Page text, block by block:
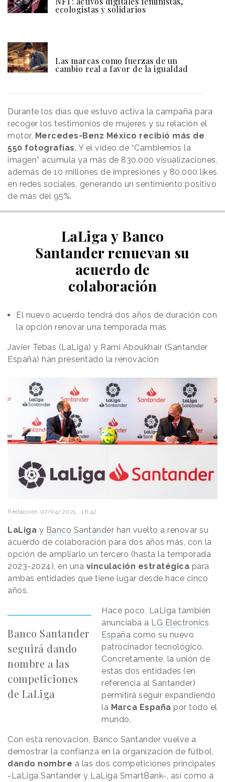
ecologistas y solidarios
Las marcas como fuerzas de un
cambio real a favor de la igualdad
Durante los días que estuvo activa la campaña para
recoger los testimonios de mujeres y su relación el
motor, Mercedes-Benz México recibió más de
550 fotografías. Y el vídeo de “Cambiemos la
imagen” acumula ya más de 830.000 visualizaciones,
además de 10 millones de impresiones y 80.000 likes
en redes sociales, generando un sentimiento positivo
de más del 95%.
LaLiga y Banco
Santander renuevan su
acuerdo de
colaboración
El nuevo acuerdo tendrá dos años de duración con
la opción renovar una temporada más
Javier Tebas (LaLiga) y Rami Aboukhair (Santander
España) han presentado la renovación
Redacción 07/04/2021 · 16:42
LaLiga y Banco Santander han vuelto a renovar su
acuerdo de colaboración para dos años más, con la
opción de ampliarlo un tercero (hasta la temporada
2023-2024), en una vinculación estratégica para
ambas entidades que tiene lugar desde hace cinco
años.
Banco Santander
seguirá dando
nombre a las
competiciones
de LaLiga
Hace poco, LaLiga también
anunciaba a LG Electronics
España como su nuevo
patrocinador tecnológico.
Concretamente, la unión de
estas dos entidades (en
referencia al Santander)
permitirá seguir expandiendo
la Marca España por todo el
mundo.
Con esta renovación, Banco Santander vuelve a
demostrar la confianza en la organización de fútbol,
dando nombre a las dos competiciones principales
-LaLiga Santander y LaLiga SmartBank-, así como a